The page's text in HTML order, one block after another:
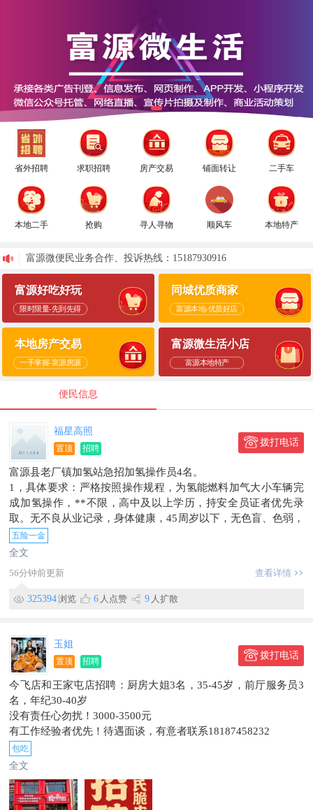
省外招聘 求职招聘 房产交易 铺面转让 二手车
本地二手 抢购 寻人寻物 顺风车 本地特产
富源微便民业务合作、投诉热线：15187930916
富源好吃好玩
限时限量-先到先得
同城优质商家
富源本地-优质好店
本地房产交易
一手掌握-富源房源
富源微生活小店
富源本地特产
便民信息
福星高照
置顶 招聘
拨打电话
富源县老厂镇加氢站急招加氢操作员4名。
1，具体要求：严格按照操作规程，为氢能燃料加气大小车辆完
成加氢操作，**不限，高中及以上学历，持安全员证者优先录
取。无不良从业记录，身体健康，45周岁以下，无色盲、色弱，
能适应倒班工作。
2，福利待遇优厚：3500一4500元/月。购买五险一金、带薪年
同微信:15987486789
五险一金
全文
56分钟前更新
查看详情
325394浏览 6 人点赞 9 人扩散
玉姐
置顶 招聘
拨打电话
今飞店和王家屯店招聘：厨房大姐3名，35-45岁，前厅服务员3
名，年纪30-40岁
没有责任心勿扰！3000-3500元
有工作经验者优先！待遇面谈，有意者联系18187458232
包吃
全文